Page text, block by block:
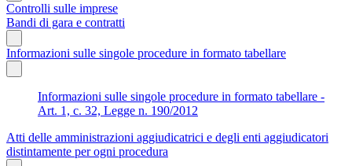
Controlli sulle imprese
Bandi di gara e contratti
Informazioni sulle singole procedure in formato tabellare
Informazioni sulle singole procedure in formato tabellare -
Art. 1, c. 32, Legge n. 190/2012
Atti delle amministrazioni aggiudicatrici e degli enti aggiudicatori
distintamente per ogni procedura